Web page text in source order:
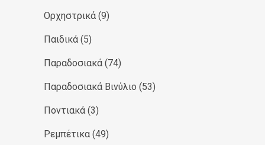
Ορχηστρικά (9)
Παιδικά (5)
Παραδοσιακά (74)
Παραδοσιακά Βινύλιο (53)
Ποντιακά (3)
Ρεμπέτικα (49)